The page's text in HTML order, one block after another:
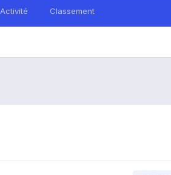
Activité Classement